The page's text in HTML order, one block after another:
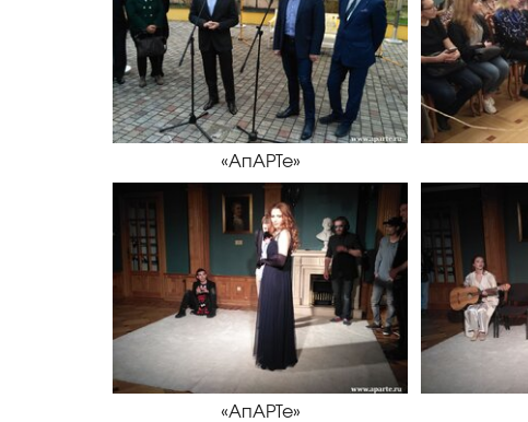
«АпАРТе»
«АпАРТе»